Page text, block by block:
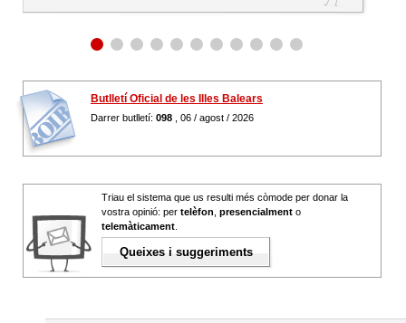
Butlletí Oficial de les Illes Balears
Darrer butlletí: 098 , 06 / agost / 2026
Triau el sistema que us resulti més còmode per donar la
vostra opinió: per telèfon presencialment o
telemàticament
Queixes i suggeriments